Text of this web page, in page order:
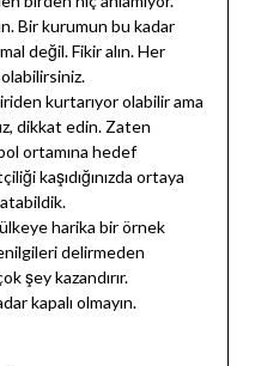
Bir kurumun bu kadar
değil. Fikir alın. Her
kurtarıyor olabilir ama
dikkat edin. Zaten
ortamına hedef
kaşıdığınızda ortaya
harika bir örnek
delirmeden
şey kazandırır.
kapalı olmayın.